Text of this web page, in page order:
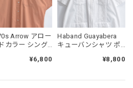
Arrow アロー
カラー シング
イトブラウン
ージ 古着 メン
¥6,800
Haband Guayabera
キューバンシャツ ポ
混紡 白 刺繍 半袖 ジ
ィンテージ ビンテー
¥8,800